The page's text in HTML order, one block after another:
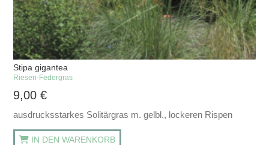
Stipa gigantea
Riesen-Federgras
9,00€
ausdrucksstarkes Solitärgras m. gelbl., lockeren Rispen
IN DEN WARENKORB